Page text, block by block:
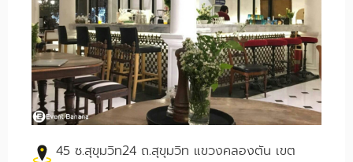
45 ซ.สุขุมวิท24 ถ.สุขุมวิท แขวงคลองตัน เขต